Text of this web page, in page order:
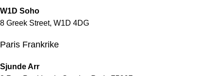
W1D Soho
8 Greek Street, W1D 4DG
Paris Frankrike
Sjunde Arr